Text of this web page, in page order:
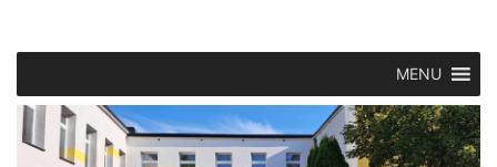
MENU